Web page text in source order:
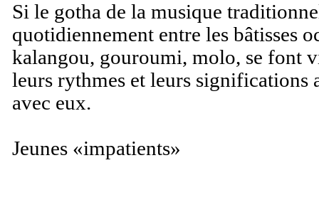
Si le gotha de la musique
quotidiennement entre les bâtisses
kalangou, gouroumi, molo, se font
leurs rythmes et leurs significations
avec eux.
Jeunes «impatients»